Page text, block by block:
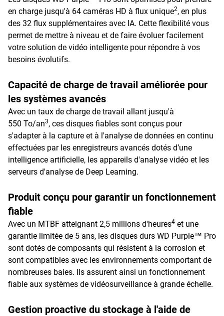
en charge jusqu'à 64 caméras HD à flux unique2, en plus
des 32 flux supplémentaires avec IA. Cette flexibilité vous
permet de mettre à niveau et de faire évoluer facilement
votre solution de vidéo intelligente pour répondre à vos
besoins évolutifs.
Capacité de charge de travail améliorée pour
les systèmes avancés
Avec un taux de charge de travail allant jusqu'à
550 To/an3, ces disques fiables sont conçus pour
s'adapter à la capture et à l'analyse de données en continu
effectuées par les enregistreurs avancés dotés d’une
intelligence artificielle, les appareils d'analyse vidéo et les
serveurs d'analyse de Deep Learning.
Produit conçu pour garantir un fonctionnement
fiable
Avec un MTBF atteignant 2,5 millions d'heures4 et une
garantie limitée de 5 ans, les disques durs WD Purple™ Pro
sont dotés de composants qui résistent à la corrosion et
sont compatibles avec les environnements comportant de
nombreuses baies. Ils assurent ainsi un fonctionnement
fiable aux systèmes de vidéosurveillance à grande échelle.
Gestion proactive du stockage à l'aide de